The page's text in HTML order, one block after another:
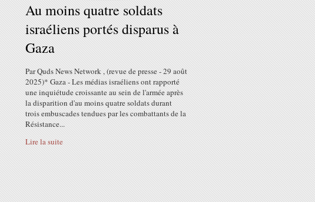
Au moins quatre soldats
israéliens portés disparus à
Gaza
Par Quds News Network , (revue de presse - 29 août
2025)* Gaza - Les médias israéliens ont rapporté
une inquiétude croissante au sein de l'armée après
la disparition d'au moins quatre soldats durant
trois embuscades tendues par les combattants de la
Résistance...
Lire la suite